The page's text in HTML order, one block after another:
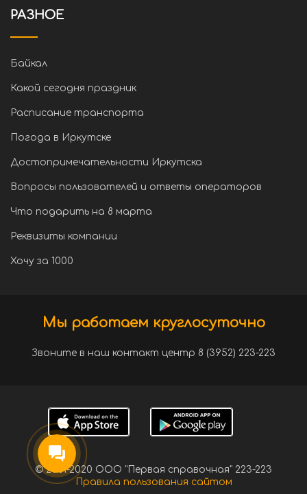
РАЗНОЕ
Байкал
Какой сегодня праздник
Расписание транспорта
Погода в Иркутске
Достопримечательности Иркутска
Вопросы пользователей и ответы операторов
Что подарить на 8 марта
Реквизиты компании
Хочу за 1000
Мы работаем круглосуточно
Звоните в наш контакт центр 8 (3952) 223-223
© 2001-2020 ООО "Первая справочная" 223-223
Правила пользования сайтом